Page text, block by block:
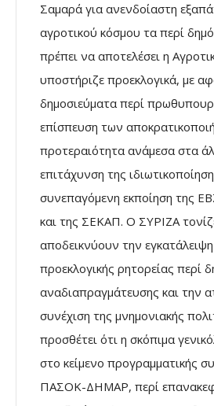
Σαμαρά για ανενδοίαστη
αγροτικού κόσμου τα περί
πρέπει να αποτελέσει η
υποστήριζε προεκλογικά, με
δημοσιεύματα περί
επίσπευση των
προτεραιότητα ανάμεσα στα
επιτάχυνση της
συνεπαγόμενη εκποίηση της
και της ΣΕΚΑΠ. Ο ΣΥΡΙΖΑ
αποδεικνύουν την
προεκλογικής ρητορείας περί
αναδιαπραγμάτευσης και την
συνέχιση της μνημονιακής
προσθέτει ότι η σκόπιμα
στο κείμενο προγραμματικής
ΠΑΣΟΚ-ΔΗΜΑΡ, περί